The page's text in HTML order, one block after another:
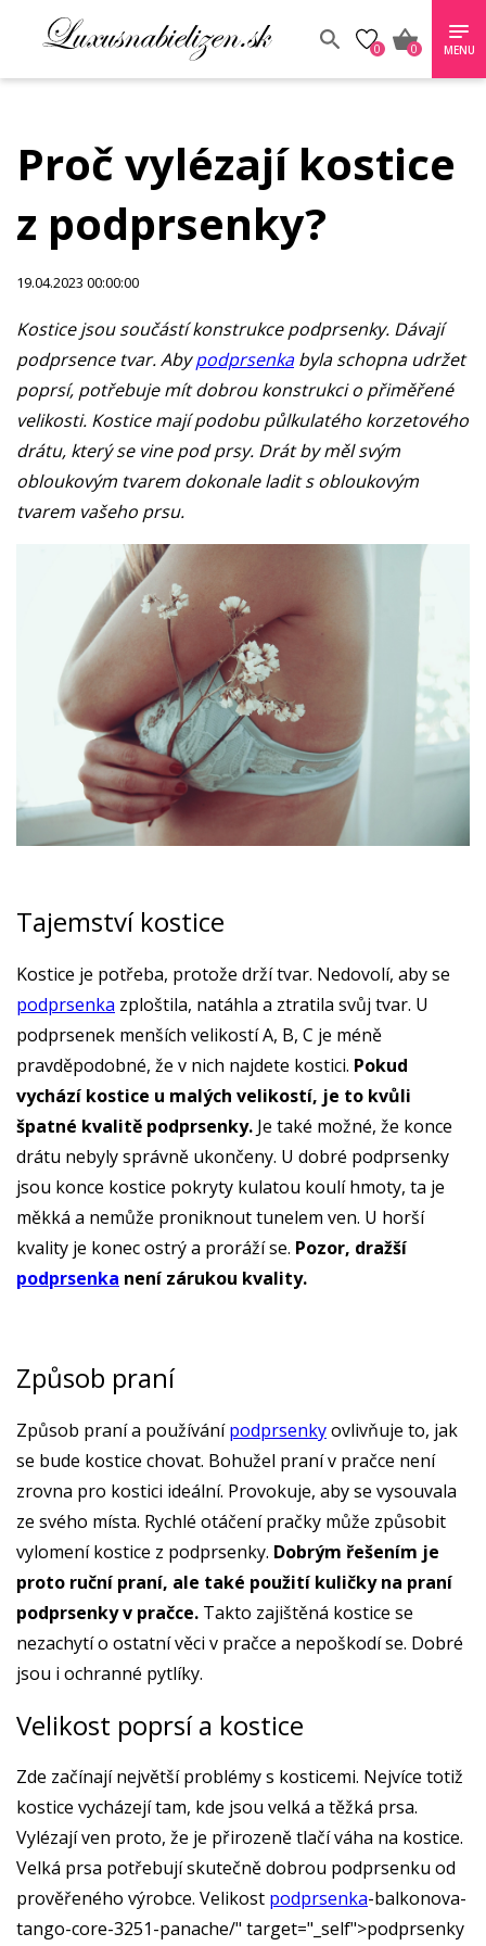
0 0 MENU
Proč vylézají kostice
z podprsenky?
19.04.2023 00:00:00
Kostice jsou součástí konstrukce podprsenky. Dávají
podprsence tvar. Abypodprsenkabyla schopna udržet
poprsí, potřebuje mít dobrou konstrukci o přiměřené
velikosti. Kostice mají podobu půlkulatého korzetového
drátu, který se vine pod prsy. Drát by měl svým
obloukovým tvarem dokonale ladit s obloukovým
tvarem vašeho prsu.
Tajemství kostice
Kostice je potřeba, protože drží tvar. Nedovolí, aby se
podprsenka zploštila, natáhla a ztratila svůj tvar. U
podprsenek menších velikostí A, B, C je méně
pravděpodobné, že v nich najdete kostici. Pokud
vychází kostice u malých velikostí, je to kvůli
špatné kvalitě podprsenky. Je také možné, že konce
drátu nebyly správně ukončeny. U dobré podprsenky
jsou konce kostice pokryty kulatou koulí hmoty, ta je
měkká a nemůže proniknout tunelem ven. U horší
kvality je konec ostrý a proráží se. Pozor, dražší
podprsenka není zárukou kvality.
Způsob praní
Způsob praní a používánípodprsenkyovlivňuje to, jak
se bude kostice chovat. Bohužel praní v pračce není
zrovna pro kostici ideální. Provokuje, aby se vysouvala
ze svého místa. Rychlé otáčení pračky může způsobit
vylomení kostice z podprsenky. Dobrým řešením je
proto ruční praní, ale také použití kuličky na praní
podprsenky v pračce. Takto zajištěná kostice se
nezachytí o ostatní věci v pračce a nepoškodí se. Dobré
jsou i ochranné pytlíky.
Velikost poprsí a kostice
Zde začínají největší problémy s kosticemi. Nejvíce totiž
kostice vycházejí tam, kde jsou velká a těžká prsa.
Vylézají ven proto, že je přirozeně tlačí váha na kostice.
Velká prsa potřebují skutečně dobrou podprsenku od
prověřeného výrobce. Velikost podprsenka-balkonova-
tango-core-3251-panache/" target="_self">podprsenky